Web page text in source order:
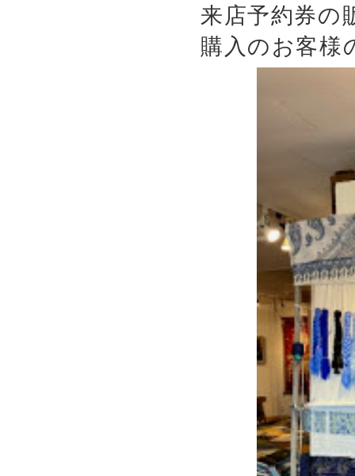
来店予約券の
購入のお客様